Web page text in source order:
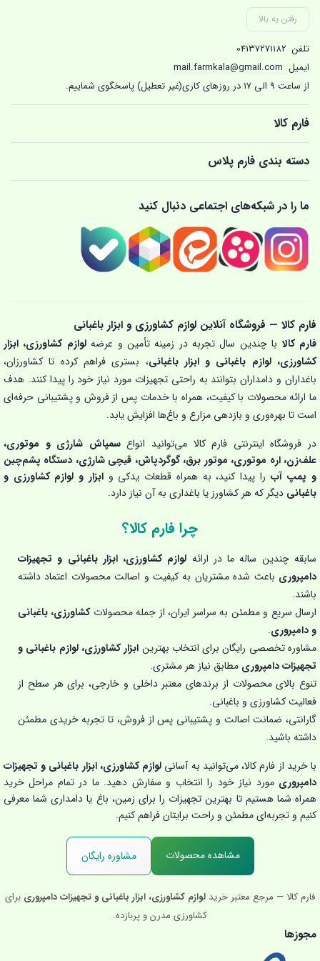
رفتن به بالا
تلفن 04137271182
ایمیل mail.farmkala@gmail.com
از ساعت 9 الی 17 در روزهای کاری(غیر تعطیل) پاسخگوی شماییم.
فارم کالا
دسته بندی فارم پلاس
ما را در شبکه‌های اجتماعی دنبال کنید
فارم کالا — فروشگاه آنلاین لوازم کشاورزی و ابزار باغبانی
فارم کالا با چندین سال تجربه در زمینه تأمین و عرضهلوازم کشاورزی، ابزار
کشاورزی، لوازم باغبانی و ابزار باغبانی، بستری فراهم کرده تا کشاورزان،
باغداران و دامداران بتوانند به راحتی تجهیزات مورد نیاز خود را پیدا کنند. هدف
ما ارائه محصولات با کیفیت، همراه با خدمات پس از فروش و پشتیبانی حرفه‌ای
است تا بهره‌وری و بازدهی مزارع و باغ‌ها افزایش یابد.
در فروشگاه اینترنتی فارم کالا می‌توانید انواعسمپاش شارژی و موتوری،
علف‌زن، اره موتوری، موتور برق، گوگردپاش، قیچی شارژی، دستگاه پشم‌چین
و پمپ آب را پیدا کنید، به همراه قطعات یدکی وابزار و لوازم کشاورزی و
باغبانی دیگر که هر کشاورز یا باغداری به آن نیاز دارد.
چرا فارم کالا؟
سابقه چندین ساله ما در ارائه لوازم کشاورزی، ابزار باغبانی و تجهیزات
دامپروری باعث شده مشتریان به کیفیت و اصالت محصولات اعتماد داشته
باشند.
ارسال سریع و مطمئن به سراسر ایران، از جمله محصولاتکشاورزی، باغبانی
و دامپروری.
مشاوره تخصصی رایگان برای انتخاب بهترین ابزار کشاورزی، لوازم باغبانی و
تجهیزات دامپروری مطابق نیاز هر مشتری.
تنوع بالای محصولات از برندهای معتبر داخلی و خارجی، برای هر سطح از
فعالیت کشاورزی و باغبانی.
گارانتی، ضمانت اصالت و پشتیبانی پس از فروش، تا تجربه خریدی مطمئن
داشته باشید.
با خرید از فارم کالا، می‌توانید به آسانی لوازم کشاورزی، ابزار باغبانی و تجهیزات
دامپروری مورد نیاز خود را انتخاب و سفارش دهید. ما در تمام مراحل خرید
همراه شما هستیم تا بهترین تجهیزات را برای زمین، باغ یا دامداری شما معرفی
کنیم و تجربه‌ای مطمئن و راحت برایتان فراهم کنیم.
مشاهده محصولات مشاوره رایگان
فارم کالا — مرجع معتبر خرید لوازم کشاورزی، ابزار باغبانی و تجهیزات دامپروری برای
کشاورزی مدرن و پربازده.
مجوزها